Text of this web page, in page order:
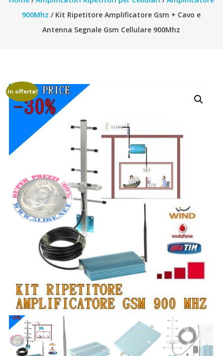
900Mhz / Kit Ripetitore Amplificatore Gsm + Cavo e
Antenna Segnale Gsm Cellulare 900Mhz
In offerta!